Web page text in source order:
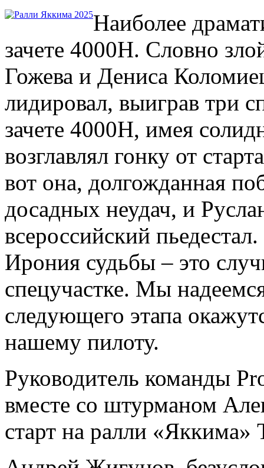
Наиболее
зачете 4000Н. Словно
Гожева и Дениса
лидировал, выиграв три
зачете 4000H, имея
возглавлял гонку от
вот она, долгожданная
досадных неудач, и
всероссийский
Ирония судьбы – это
спецучастке. Мы
следующего этапа
нашему пилоту.
Руководитель команды
вместе со штурманом
старт на ралли «Яккима»